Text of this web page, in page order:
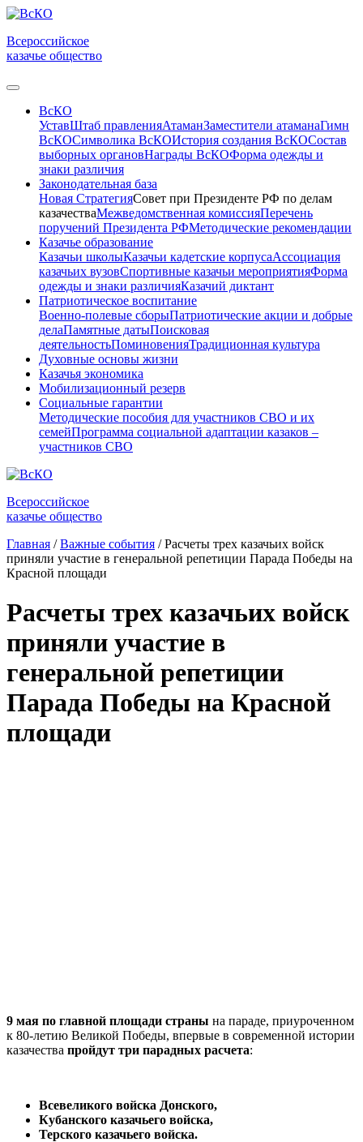
Всероссийское
казачье общество
ВсКО
УставШтаб правленияАтаманЗаместители атаманаГимн
ВсКОСимволика ВсКОИстория создания ВсКОСостав
выборных органовНаграды ВсКОФорма одежды и
знаки различия
Законодательная база
Новая СтратегияСовет при Президенте РФ по делам
казачестваМежведомственная комиссияПеречень
поручений Президента РФМетодические рекомендации
Казачье образование
Казачьи школыКазачьи кадетские корпусаАссоциация
казачьих вузовСпортивные казачьи мероприятияФорма
одежды и знаки различияКазачий диктант
Патриотическое воспитание
Военно-полевые сборыПатриотические акции и добрые
делаПамятные датыПоисковая
деятельностьПоминовенияТрадиционная культура
Духовные основы жизни
Казачья экономика
Мобилизационный резерв
Социальные гарантии
Методические пособия для участников СВО и их
семейПрограмма социальной адаптации казаков –
участников СВО
Всероссийское
казачье общество
Главная / Важные события / Расчеты трех казачьих войск
приняли участие в генеральной репетиции Парада Победы на
Красной площади
Расчеты трех казачьих войск
приняли участие в
генеральной репетиции
Парада Победы на Красной
площади
9 мая по главной площади страны на параде, приуроченном
к 80-летию Великой Победы, впервые в современной истории
казачества пройдут три парадных расчета:
Всевеликого войска Донского,
Кубанского казачьего войска,
Терского казачьего войска.